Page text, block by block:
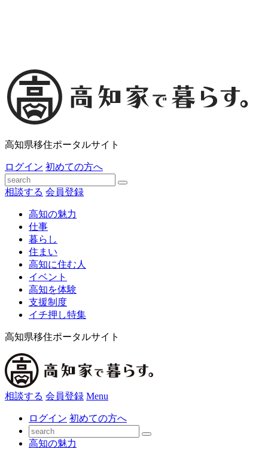
高知県移住ポータルサイト
ログイン 初めての方へ
相談する 会員登録
高知の魅力
仕事
暮らし
住まい
高知に住む人
イベント
高知を体験
支援制度
イチ押し特集
高知県移住ポータルサイト
相談する 会員登録 Menu
ログイン 初めての方へ
高知の魅力